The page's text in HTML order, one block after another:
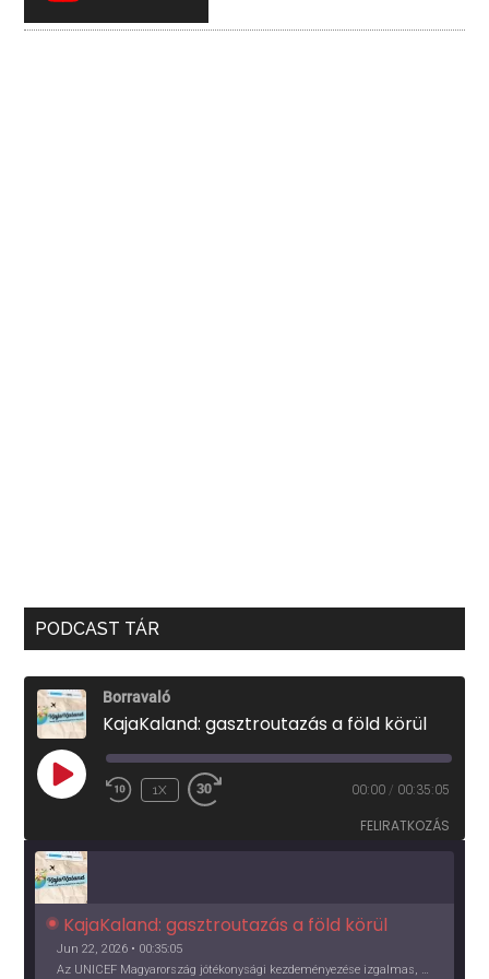
PODCAST TÁR
Borravaló
KajaKaland: gasztroutazás a föld körül
PLAY
EPISODE
1X 00:00 / 00:35:05
FELIRATKOZÁS
KajaKaland: gasztroutazás a föld körül
Jun 22, 2026 • 00:35:05
Az UNICEF Magyarország jótékonysági kezdeményezése izgalmas, egész éves világkörüli ízutazásra hív, igazi családi program és gasztroedukáció, illetve segítség a rászorulóknak is egyben.